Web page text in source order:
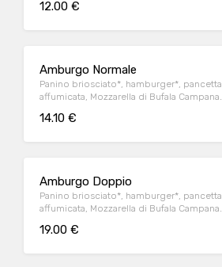
12.00 €
Amburgo Normale
Panino briosciato*, hamburger*, pancetta
affumicata, Mozzarella di Bufala Campana
14.10 €
Amburgo Doppio
Panino briosciato*, hamburger*, pancetta
affumicata, Mozzarella di Bufala Campana
19.00 €